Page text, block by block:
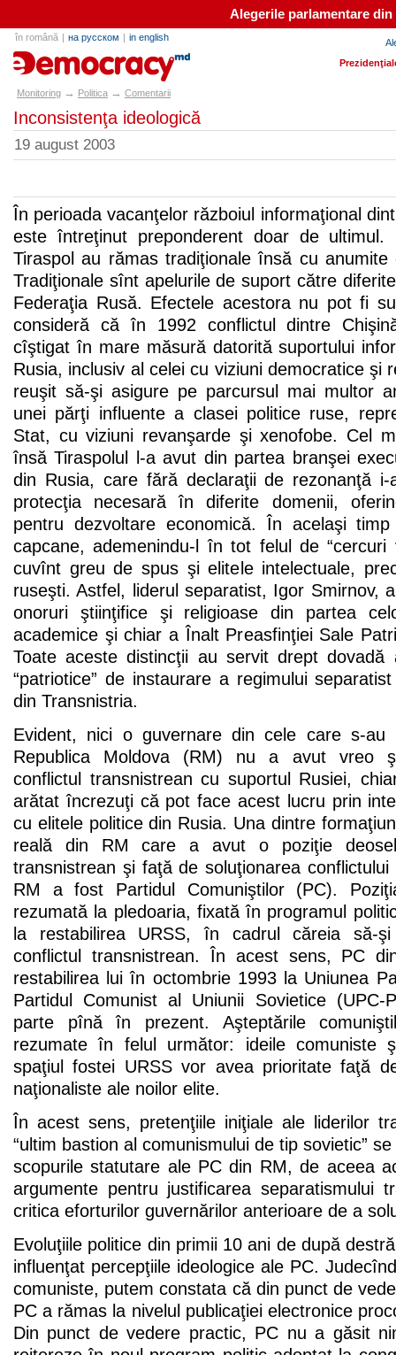
Alegerile parlamentare
în română | на русском | in english
e-democracy.md
Monitoring → Politica → Comentarii
Inconsistenţa ideologică
19 august 2003
În perioada vacanţelor războiul informaţional
este întreţinut preponderent doar de ultimul.
Tiraspol au rămas tradiţionale însă cu anumite
Tradiţionale sînt apelurile de suport către
Federaţia Rusă. Efectele acestora nu pot fi
consideră că în 1992 conflictul dintre
cîştigat în mare măsură datorită suportului
Rusia, inclusiv al celei cu viziuni democratice şi
reuşit să-şi asigure pe parcursul mai multor
unei părţi influente a clasei politice ruse,
Stat, cu viziuni revanşarde şi xenofobe. Cel
însă Tiraspolul l-a avut din partea branşei
din Rusia, care fără declaraţii de rezonanţă i-
protecţia necesară în diferite domenii,
pentru dezvoltare economică. În acelaşi
capcane, ademenindu-l în tot felul de “cercuri
cuvînt greu de spus şi elitele intelectuale,
ruseşti. Astfel, liderul separatist, Igor Smirnov,
onoruri ştiinţifice şi religioase din partea
academice şi chiar a Înalt Preasfinţiei Sale
Toate aceste distincţii au servit drept dovadă
“patriotice” de instaurare a regimului
din Transnistria.
Evident, nici o guvernare din cele care s-
Republica Moldova (RM) nu a avut vreo
conflictul transnistrean cu suportul Rusiei,
arătat încrezuţi că pot face acest lucru prin
cu elitele politice din Rusia. Una dintre
reală din RM care a avut o poziţie
transnistrean şi faţă de soluţionarea
RM a fost Partidul Comuniştilor (PC).
rezumată la pledoaria, fixată în programul
la restabilirea URSS, în cadrul căreia să-
conflictul transnistrean. În acest sens, PC
restabilirea lui în octombrie 1993 la Uniunea
Partidul Comunist al Uniunii Sovietice
parte pînă în prezent. Aşteptările
rezumate în felul următor: ideile comuniste
spaţiul fostei URSS vor avea prioritate faţă
naţionaliste ale noilor elite.
În acest sens, pretenţiile iniţiale ale liderilor
“ultim bastion al comunismului de tip sovietic”
scopurile statutare ale PC din RM, de aceea
argumente pentru justificarea separatismului
critica eforturilor guvernărilor anterioare de a
Evoluţiile politice din primii 10 ani de după
influenţat percepţiile ideologice ale PC.
comuniste, putem constata că din punct de
PC a rămas la nivelul publicaţiei electronice
Din punct de vedere practic, PC nu a găsit